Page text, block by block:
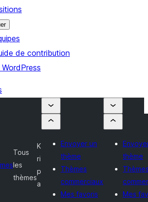
de contribution
Tous
les
thèmes
K
ri
p
a
Envoyer un
thème
Thèmes
commerciaux
Mes favoris
thème
Mes